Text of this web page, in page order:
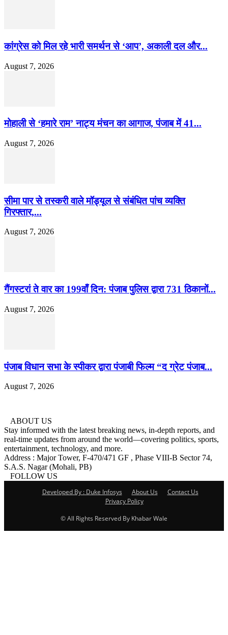
कांग्रेस को मिल रहे भारी समर्थन से ‘आप’, अकाली दल और...
August 7, 2026
मोहाली से ‘हमारे राम’ नाट्य मंचन का आगाज, पंजाब में 41...
August 7, 2026
सीमा पार से तस्करी वाले मॉड्यूल से संबंधित पांच व्यक्ति
गिरफ्तार,...
August 7, 2026
गैंगस्टरां ते वार का 199वाँ दिन: पंजाब पुलिस द्वारा 731 ठिकानों...
August 7, 2026
पंजाब विधान सभा के स्पीकर द्वारा पंजाबी फिल्म “द ग्रेट पंजाब...
August 7, 2026
ABOUT US
Stay informed with the latest breaking news, in-depth reports, and
real-time updates from around the world—covering politics, sports,
entertainment, technology, and more.
Address : Major Tower, F-470/471 GF , Phase VIII-B Sector 74,
S.A.S. Nagar (Mohali, PB)
FOLLOW US
Developed By : Duke Infosys
About Us
Contact Us
Privacy Policy
© All Rights Reserved By Khabar Wale